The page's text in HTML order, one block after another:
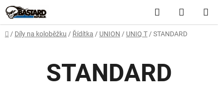
Přejít
na
obsah
Hledat
KOŠÍK
Domů
/ Díly na koloběžku / Řídítka / UNION / UNIQ T / STANDARD
STANDARD